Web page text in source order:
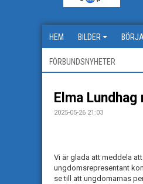
HEM BILDER
FÖRBUNDSNYHETER
Elma
2025-05-26 21:03
Vi är glada att meddela
ungdomsrepresentant
se till att ungdomarnas